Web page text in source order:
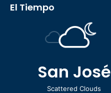
El Tiempo
San José
Scattered Clouds